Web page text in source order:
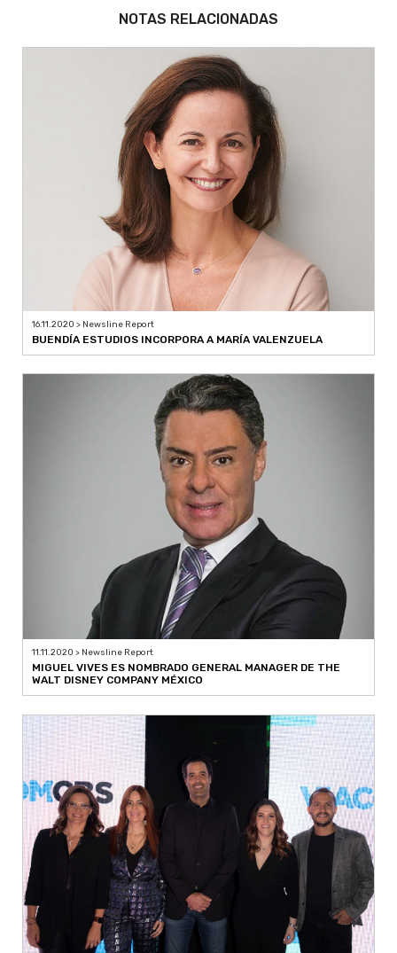
NOTAS RELACIONADAS
16.11.2020 > Newsline Report
BUENDÍA ESTUDIOS INCORPORA A MARÍA VALENZUELA
11.11.2020 > Newsline Report
MIGUEL VIVES ES NOMBRADO GENERAL MANAGER DE THE
WALT DISNEY COMPANY MÉXICO